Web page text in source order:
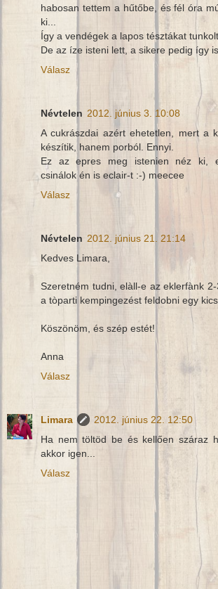
habosan tettem a hűtőbe, és fél óra
ki...
Így a vendégek a lapos tésztákat
De az íze isteni lett, a sikere pedig így
Válasz
Névtelen 2012. június 3. 10:08
A cukrászdai azért ehetetlen, mert a
készítik, hanem porból. Ennyi.
Ez az epres meg istenien néz ki,
csinálok én is eclair-t :-) meecee
Válasz
Névtelen 2012. június 21. 21:14
Kedves Limara,
Szeretném tudni, elàll-e az eklerfànk
a tòparti kempingezést feldobni egy
Köszönöm, és szép estét!
Anna
Válasz
Limara
2012. június 22. 12:50
Ha nem töltöd be és kellően száraz
akkor igen...
Válasz